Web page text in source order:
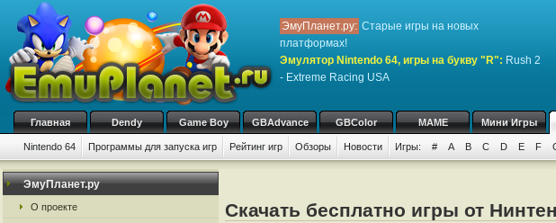
ЭмуПланет.ру: Старые игры на новых
платформах!
Эмулятор Nintendo 64, игры на букву "R": Rush 2
- Extreme Racing USA
Главная Dendy Game Boy GBAdvance GBColor MAME Мини Игры
Nintendo 64 Программы для запуска игр Рейтинг игр Обзоры Новости Игры: # A B C D E F
ЭмуПланет.ру
О проекте Скачать бесплатно игры от